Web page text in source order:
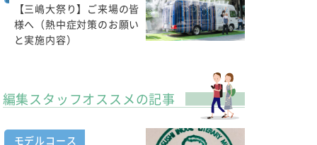
【三嶋大祭り】ご来場の皆
様へ（熱中症対策のお願い
と実施内容）
編集スタッフオススメの記事
モデルコース